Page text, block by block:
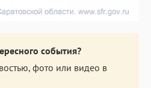
события?
фото или видео в